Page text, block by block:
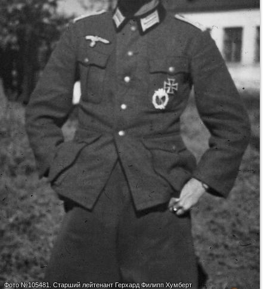
Фото №105481. Старший лейтенант Герхард Филипп Хумберт